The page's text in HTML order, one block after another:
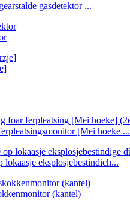
gasdetektor ...
[Mei hoeke ...
eksplosjebestindich...
(kantel)